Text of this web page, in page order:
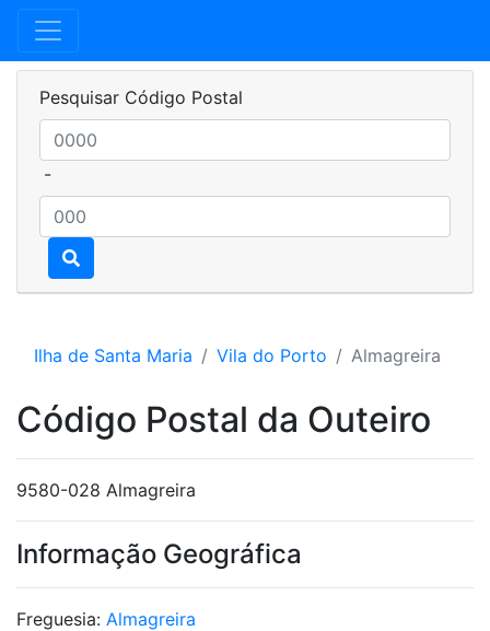
Pesquisar Código Postal
-
Ilha de Santa Maria Vila do Porto Almagreira
Código Postal da Outeiro
9580-028 Almagreira
Informação Geográfica
Freguesia: Almagreira